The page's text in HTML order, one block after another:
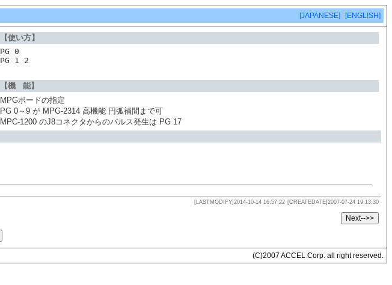
[JAPANESE] [ENGLISH]
【使い方】
PG 0
PG 1 2
【機 能】
MPGボードの指定
PG 0～9 が MPG-2314 高機能 円弧補間まで可
MPC-1200 のJ8コネクタからのパルス発生は PG 17
[LASTMODIFY]2014-10-14 16:57:22 [CREATEDATE]2007-07-24 19:13:30
(C)2007 ACCEL Corp. all right reserved.